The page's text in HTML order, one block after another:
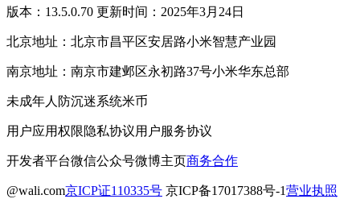
版本：13.5.0.70 更新时间：2025年3月24日
北京地址：北京市昌平区安居路小米智慧产业园
南京地址：南京市建邺区永初路37号小米华东总部
未成年人防沉迷系统米币
用户应用权限隐私协议用户服务协议
开发者平台微信公众号微博主页商务合作
@wali.com京ICP证110335号 京ICP备17017388号-1营业执照